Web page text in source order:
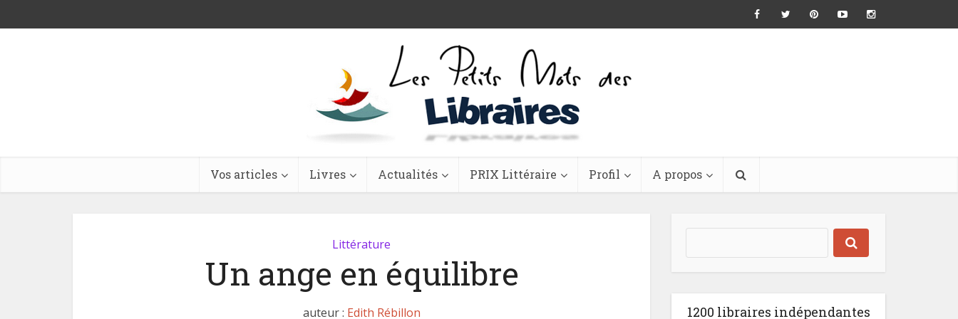
Vos articles Livres Actualités PRIX Littéraire Profil A propos
Littérature
Un ange en équilibre
auteur : Edith Rébillon 1200 libraires indépendantes